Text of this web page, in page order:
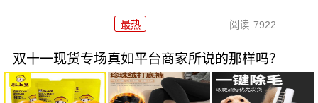
最热 阅读 7922
双十一现货专场真如平台商家所说的那样吗？